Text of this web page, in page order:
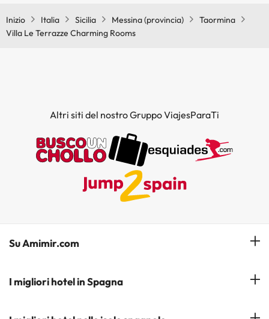
Inizio
Italia Sicilia Messina (provincia)
Taormina
Villa Le Terrazze Charming Rooms
Altri siti del nostro Gruppo ViajesParaTi
Su Amimir.com
Il Nostro Team
I migliori hotel in Spagna
Hotel a Salou